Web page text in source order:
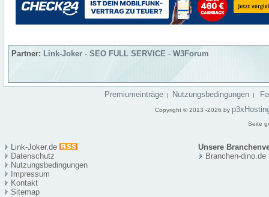
Partner: Link-Joker - SEO FULL SERVICE - W3Forum
Premiumeinträge | Nutzungsbedingungen |
Copyright © 2013 -2026 by
Seite
Link-Joker.de
Unsere
Datenschutz
Nutzungsbedingungen
Impressum
Kontakt
Sitemap
Branchen-dino.de